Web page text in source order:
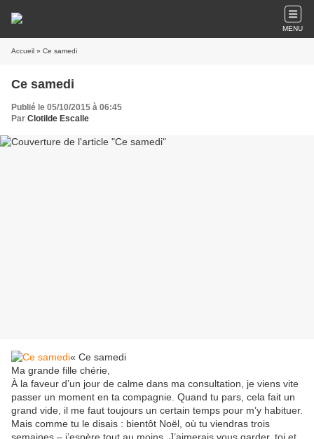
MENU
Accueil » Ce samedi
Ce samedi
Publié le 05/10/2015 à 06:45
Par Clotilde Escalle
« Ce samedi
Ma grande fille chérie,
À la faveur d’un jour de calme dans ma consultation, je viens vite
passer un moment en ta compagnie. Quand tu pars, cela fait un
grand vide, il me faut toujours un certain temps pour m’y habituer.
Mais comme tu le disais : bientôt Noël, où tu viendras trois